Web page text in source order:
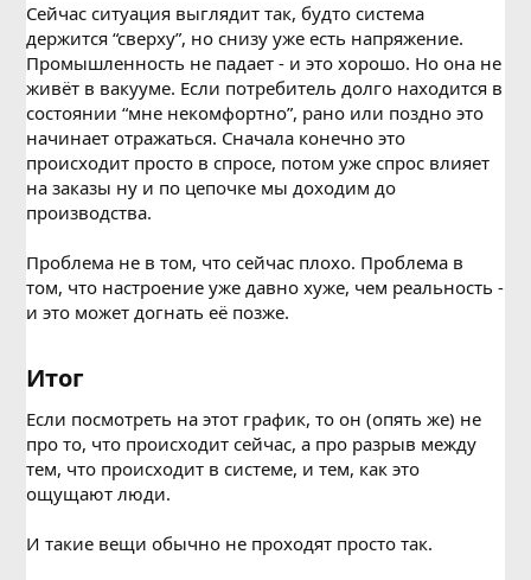
Сейчас ситуация выглядит так, будто система
держится “сверху”, но снизу уже есть напряжение.
Промышленность не падает - и это хорошо. Но она не
живёт в вакууме. Если потребитель долго находится в
состоянии “мне некомфортно”, рано или поздно это
начинает отражаться. Сначала конечно это
происходит просто в спросе, потом уже спрос влияет
на заказы ну и по цепочке мы доходим до
производства.
Проблема не в том, что сейчас плохо. Проблема в
том, что настроение уже давно хуже, чем реальность -
и это может догнать её позже.
Итог​
Если посмотреть на этот график, то он (опять же) не
про то, что происходит сейчас, а про разрыв между
тем, что происходит в системе, и тем, как это
ощущают люди.
И такие вещи обычно не проходят просто так.